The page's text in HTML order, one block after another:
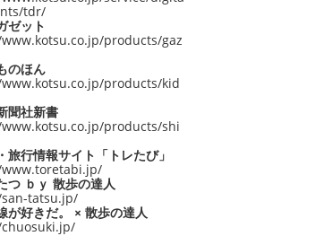
tdr/
ゼット
products/gaz
のほん
products/kid
聞社新書
products/shi
旅行情報サイト「トレたび」
つ ｂｙ 散歩の達人
tatsu.jp/
が好きだ。 × 散歩の達人